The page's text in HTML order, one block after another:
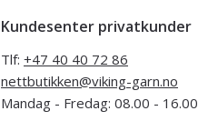
Kundesenter privatkunder
Tlf: +47 40 40 72 86
nettbutikken@viking-garn.no
Mandag - Fredag: 08.00 - 16.00